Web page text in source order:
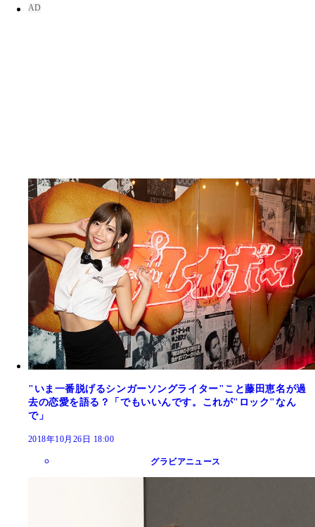
"いま一番脱げるシンガーソングライター"こと藤田恵名が過
去の恋愛を語る？「でもいいんです。これが"ロック"なん
で」
2018年10月26日 18:00
グラビアニュース